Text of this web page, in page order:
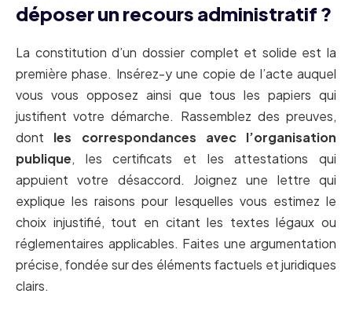
déposer un recours administratif ?
La constitution d’un dossier complet et solide est la
première phase. Insérez-y une copie de l’acte auquel
vous vous opposez ainsi que tous les papiers qui
justifient votre démarche. Rassemblez des preuves,
dont les correspondances avec l’organisation
publique, les certificats et les attestations qui
appuient votre désaccord. Joignez une lettre qui
explique les raisons pour lesquelles vous estimez le
choix injustifié, tout en citant les textes légaux ou
réglementaires applicables. Faites une argumentation
précise, fondée sur des éléments factuels et juridiques
clairs.